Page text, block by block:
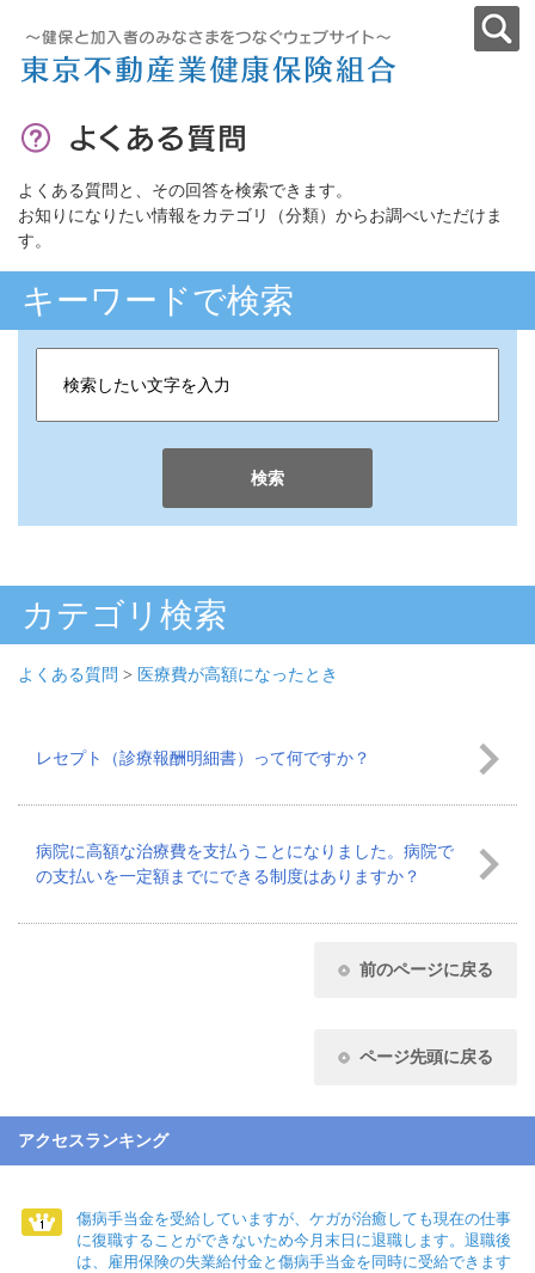
よくある質問と、その回答を検索できます。
お知りになりたい情報をカテゴリ（分類）からお調べいただけま
す。
キーワードで検索
検索
カテゴリ検索
よくある質問 > 医療費が高額になったとき
レセプト（診療報酬明細書）って何ですか？
病院に高額な治療費を支払うことになりました。病院で
の支払いを一定額までにできる制度はありますか？
前のページに戻る
ページ先頭に戻る
アクセスランキング
傷病手当金を受給していますが、ケガが治癒しても現在の仕事
に復職することができないため今月末日に退職します。退職後
は、雇用保険の失業給付金と傷病手当金を同時に受給できます